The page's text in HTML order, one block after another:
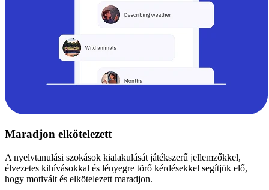
Maradjon elkötelezett
A nyelvtanulási szokások kialakulását játékszerű jellemzőkkel,
élvezetes kihívásokkal és lényegre törő kérdésekkel segítjük elő,
hogy motivált és elkötelezett maradjon.